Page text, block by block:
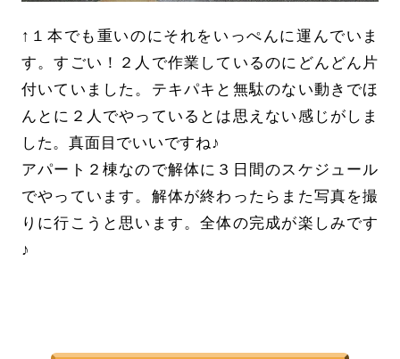
↑１本でも重いのにそれをいっぺんに運んでいま
す。すごい！２人で作業しているのにどんどん片
付いていました。テキパキと無駄のない動きでほ
んとに２人でやっているとは思えない感じがしま
した。真面目でいいですね♪
アパート２棟なので解体に３日間のスケジュール
でやっています。解体が終わったらまた写真を撮
りに行こうと思います。全体の完成が楽しみです
♪